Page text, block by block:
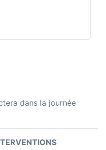
dans la journée